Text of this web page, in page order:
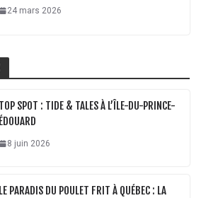
24 mars 2026
TOP SPOT : TIDE & TALES À L’ÎLE-DU-PRINCE-
ÉDOUARD
8 juin 2026
LE PARADIS DU POULET FRIT À QUÉBEC : LA